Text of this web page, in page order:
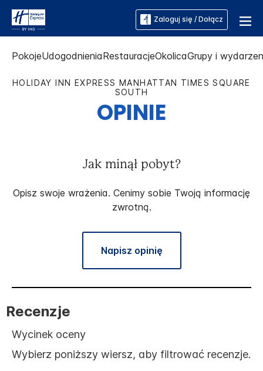
Zaloguj się / Dołącz
PokojeUdogodnieniaRestauracjeOkolicaGrupy i
HOLIDAY INN EXPRESS MANHATTAN TIMES SQUARE
SOUTH
OPINIE
Jak minął pobyt?
Opisz swoje wrażenia. Cenimy sobie Twoją informację
zwrotną.
Napisz opinię